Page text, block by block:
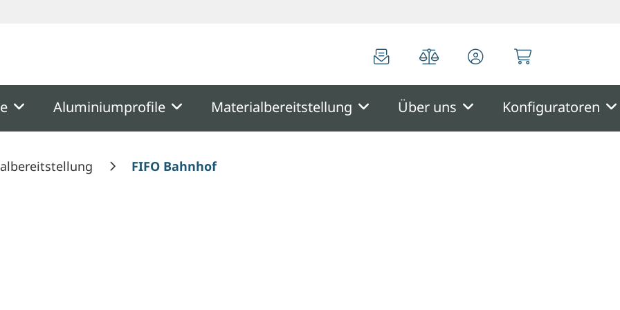
Aluminiumprofile Materialbereitstellung Über uns Konfiguratoren
FIFO Bahnhof